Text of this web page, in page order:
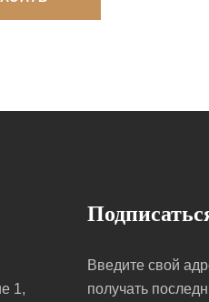
1,
Введите свой
получать